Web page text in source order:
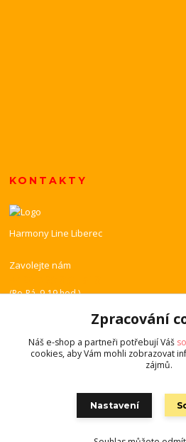
KONTAKTY
Harmony Line Liberec
Zavolejte nám
(Po-Pá, 9-19 hod.)
harmony-line@volny.cz
Zpracování
Náš e-shop a partneři potřebují Váš
cookies, aby Vám mohli zobrazovat
zájmů.
Nastavení